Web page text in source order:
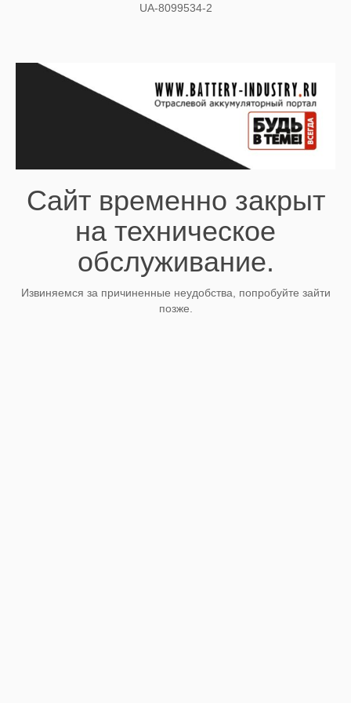
UA-8099534-2
Сайт временно закрыт
на техническое
обслуживание.
Извиняемся за причиненные неудобства, попробуйте зайти
позже.